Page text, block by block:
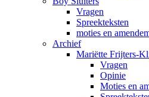
Vragen
Spreekteksten
moties en
Archief
Mariëtte Frijters-
Vragen
Opinie
Moties en